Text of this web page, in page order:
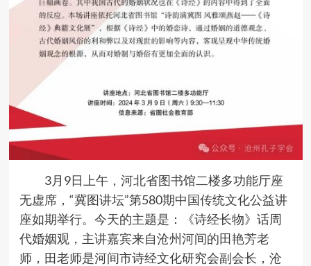
3月9日上午，河北省图书馆二楼多功能厅座
无虚席，“冀图讲坛”第580期中国传统文化公益讲
座如期举行。今天的主题是：《诗经长物》话周
代婚姻观，主讲嘉宾来自沧州河间的田艳芳老
师，田老师是河间市诗经文化研究会副会长，沧